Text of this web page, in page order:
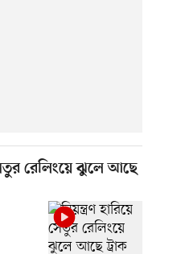
রেলিংয়ে ঝুলে আছে